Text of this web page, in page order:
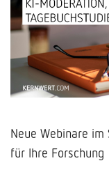
Neue Webinare
für Ihre Forschung